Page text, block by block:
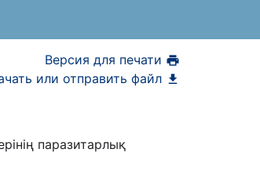
Версия для печати
или отправить файл
паразитарлық